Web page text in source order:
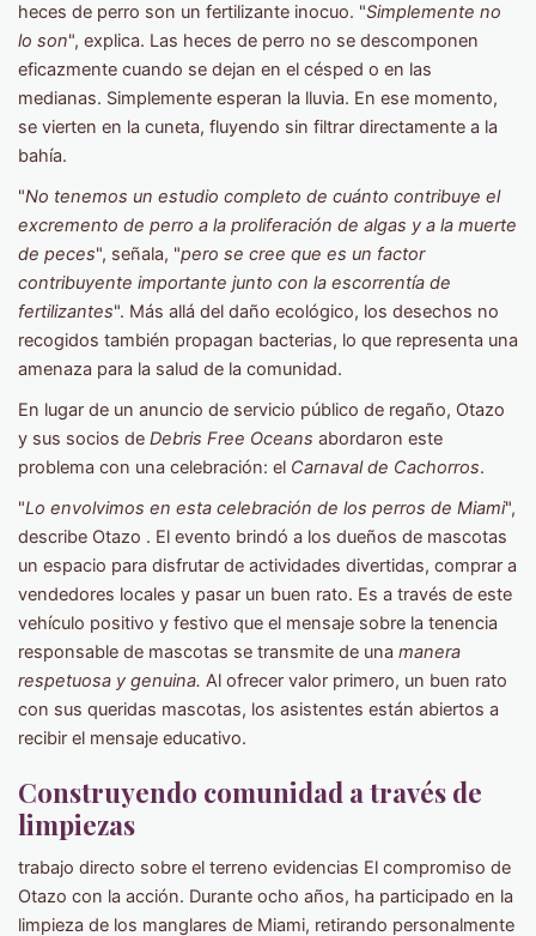
heces de perro son un fertilizante inocuo. "Simplemente no
lo son", explica. Las heces de perro no se descomponen
eficazmente cuando se dejan en el césped o en las
medianas. Simplemente esperan la lluvia. En ese momento,
se vierten en la cuneta, fluyendo sin filtrar directamente a la
bahía.
"No tenemos un estudio completo de cuánto contribuye el
excremento de perro a la proliferación de algas y a la muerte
de peces", señala, "pero se cree que es un factor
contribuyente importante junto con la escorrentía de
fertilizantes". Más allá del daño ecológico, los desechos no
recogidos también propagan bacterias, lo que representa una
amenaza para la salud de la comunidad.
En lugar de un anuncio de servicio público de regaño, Otazo
y sus socios de Debris Free Oceans abordaron este
problema con una celebración: el Carnaval de Cachorros.
"Lo envolvimos en esta celebración de los perros de Miami",
describe Otazo . El evento brindó a los dueños de mascotas
un espacio para disfrutar de actividades divertidas, comprar a
vendedores locales y pasar un buen rato. Es a través de este
vehículo positivo y festivo que el mensaje sobre la tenencia
responsable de mascotas se transmite de una manera
respetuosa y genuina. Al ofrecer valor primero, un buen rato
con sus queridas mascotas, los asistentes están abiertos a
recibir el mensaje educativo.
Construyendo comunidad a través de
limpiezas
trabajo directo sobre el terreno evidencias El compromiso de
Otazo con la acción. Durante ocho años, ha participado en la
limpieza de los manglares de Miami, retirando personalmente